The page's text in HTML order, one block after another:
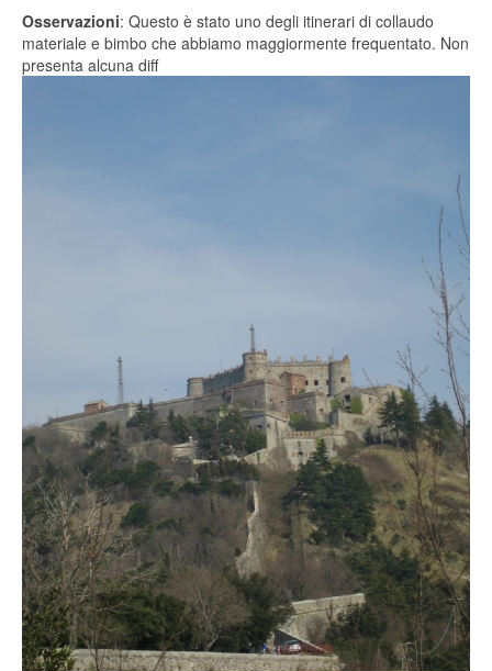
Osservazioni: Questo è stato uno degli itinerari di collaudo
materiale e bimbo che abbiamo maggiormente frequentato. Non
presenta alcuna diff